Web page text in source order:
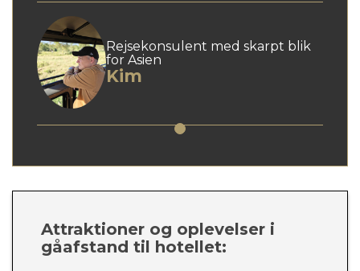
tilgang, hvor dine ønsker mødes med faglig
indsigt og overblik. Han er god til at spotte,
hvad der giver mening for netop dig – uanset
om du søger autentiske oplevelser, høj
komfort eller en blanding af begge dele.
Rejsekonsulent med skarpt blik
for Asien
Kim
Attraktioner og oplevelser i
gåafstand til hotellet: